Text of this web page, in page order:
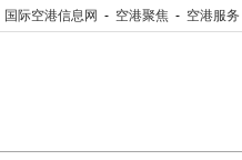
国际空港信息网 - 空港聚焦 - 空港服务